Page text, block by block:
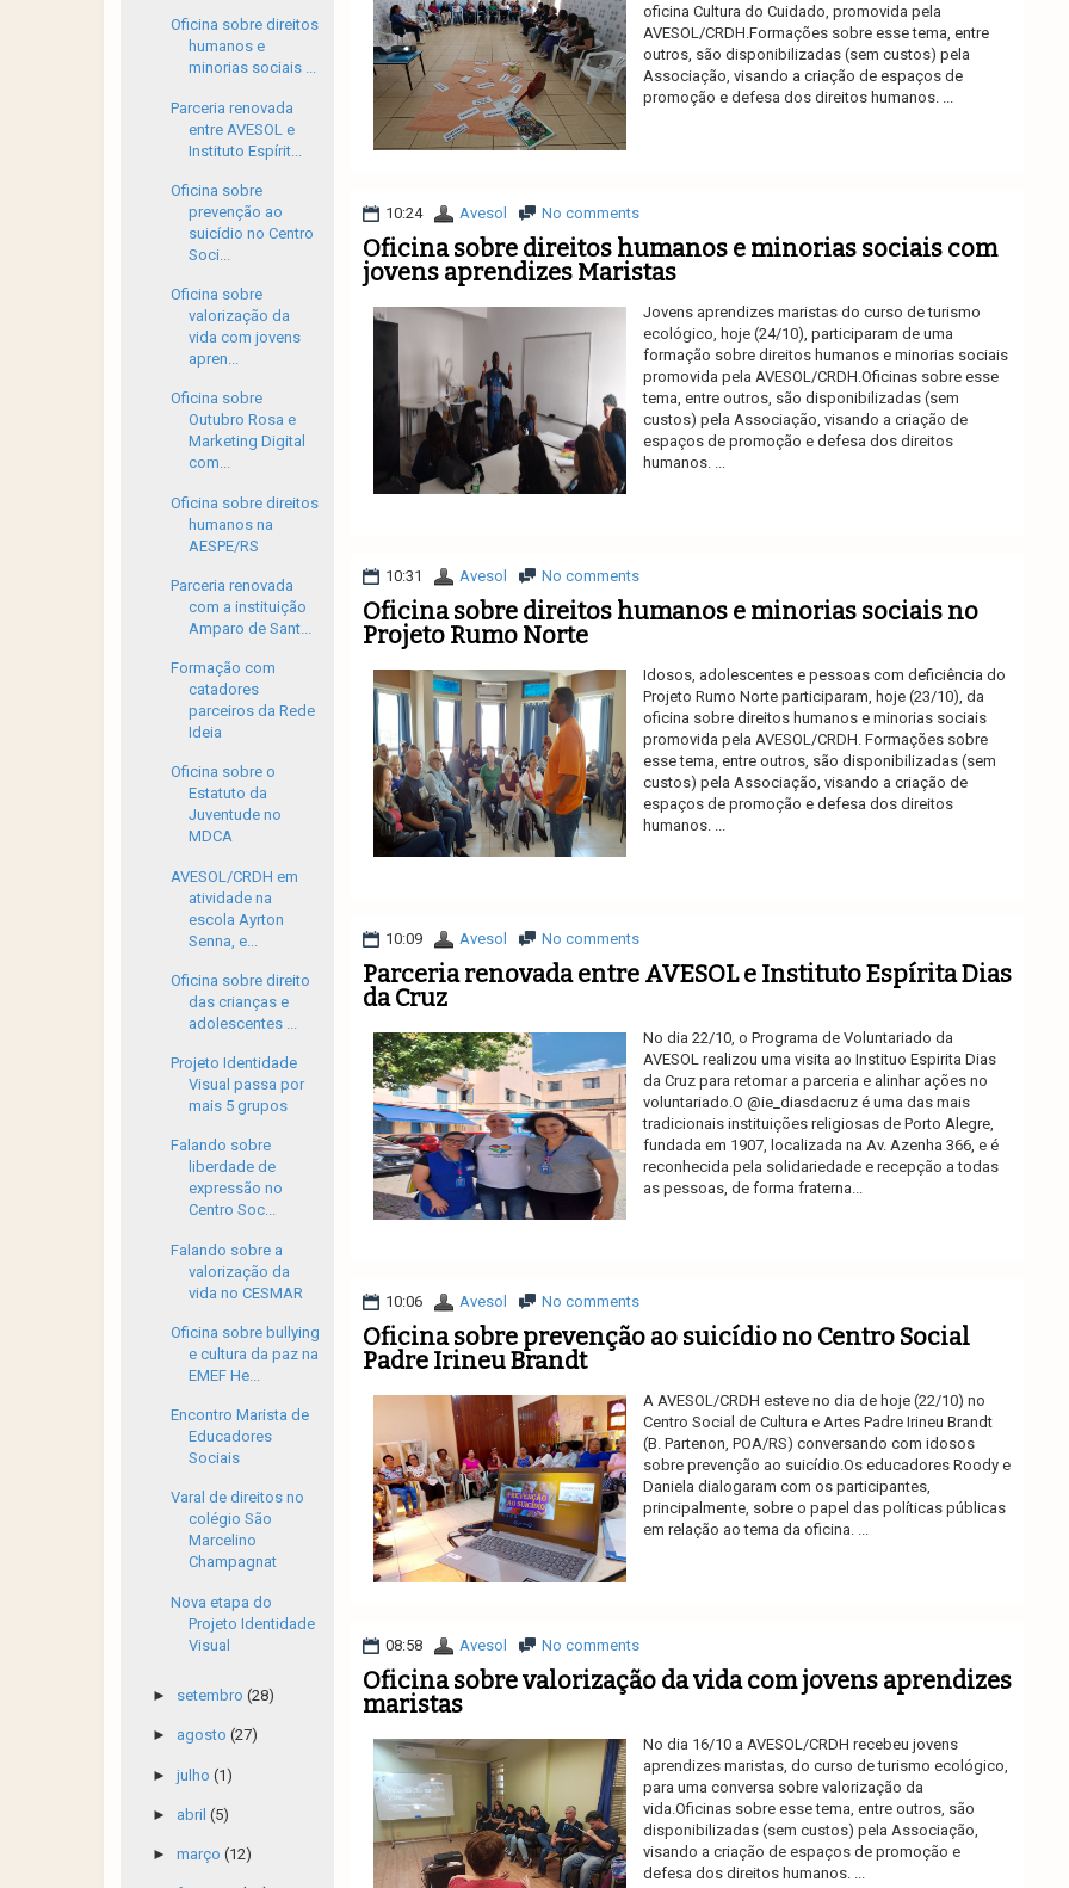
oficina Cultura do Cuidado, promovida pela
AVESOL/CRDH.Formações sobre esse tema, entre
outros, são disponibilizadas (sem custos) pela
Associação, visando a criação de espaços de
promoção e defesa dos direitos humanos. ...
10:24 Avesol No comments
Oficina sobre direitos humanos e minorias sociais com
jovens aprendizes Maristas
Jovens aprendizes maristas do curso de turismo
ecológico, hoje (24/10), participaram de uma
formação sobre direitos humanos e minorias sociais
promovida pela AVESOL/CRDH.Oficinas sobre esse
tema, entre outros, são disponibilizadas (sem
custos) pela Associação, visando a criação de
espaços de promoção e defesa dos direitos
humanos. ...
10:31 Avesol No comments
Oficina sobre direitos humanos e minorias sociais no
Projeto Rumo Norte
Idosos, adolescentes e pessoas com deficiência do
Projeto Rumo Norte participaram, hoje (23/10), da
oficina sobre direitos humanos e minorias sociais
promovida pela AVESOL/CRDH. Formações sobre
esse tema, entre outros, são disponibilizadas (sem
custos) pela Associação, visando a criação de
espaços de promoção e defesa dos direitos
humanos. ...
10:09 Avesol No comments
Parceria renovada entre AVESOL e Instituto Espírita Dias
da Cruz
No dia 22/10, o Programa de Voluntariado da
AVESOL realizou uma visita ao Instituo Espirita Dias
da Cruz para retomar a parceria e alinhar ações no
voluntariado.O @ie_diasdacruz é uma das mais
tradicionais instituições religiosas de Porto Alegre,
fundada em 1907, localizada na Av. Azenha 366, e é
reconhecida pela solidariedade e recepção a todas
as pessoas, de forma fraterna...
10:06 Avesol No comments
Oficina sobre prevenção ao suicídio no Centro Social
Padre Irineu Brandt
A AVESOL/CRDH esteve no dia de hoje (22/10) no
Centro Social de Cultura e Artes Padre Irineu Brandt
(B. Partenon, POA/RS) conversando com idosos
sobre prevenção ao suicídio.Os educadores Roody e
Daniela dialogaram com os participantes,
principalmente, sobre o papel das políticas públicas
em relação ao tema da oficina. ...
08:58 Avesol No comments
Oficina sobre valorização da vida com jovens aprendizes
maristas
No dia 16/10 a AVESOL/CRDH recebeu jovens
aprendizes maristas, do curso de turismo ecológico,
para uma conversa sobre valorização da
vida.Oficinas sobre esse tema, entre outros, são
disponibilizadas (sem custos) pela Associação,
visando a criação de espaços de promoção e
defesa dos direitos humanos. ...
Oficina sobre direitos
humanos e
minorias sociais ...
Parceria renovada
entre AVESOL e
Instituto Espírit...
Oficina sobre
prevenção ao
suicídio no Centro
Soci...
Oficina sobre
valorização da
vida com jovens
apren...
Oficina sobre
Outubro Rosa e
Marketing Digital
com...
Oficina sobre direitos
humanos na
AESPE/RS
Parceria renovada
com a instituição
Amparo de Sant...
Formação com
catadores
parceiros da Rede
Ideia
Oficina sobre o
Estatuto da
Juventude no
MDCA
AVESOL/CRDH em
atividade na
escola Ayrton
Senna, e...
Oficina sobre direito
das crianças e
adolescentes ...
Projeto Identidade
Visual passa por
mais 5 grupos
Falando sobre
liberdade de
expressão no
Centro Soc...
Falando sobre a
valorização da
vida no CESMAR
Oficina sobre bullying
e cultura da paz na
EMEF He...
Encontro Marista de
Educadores
Sociais
Varal de direitos no
colégio São
Marcelino
Champagnat
Nova etapa do
Projeto Identidade
Visual
► setembro (28)
► agosto (27)
► julho (1)
► abril (5)
► março (12)